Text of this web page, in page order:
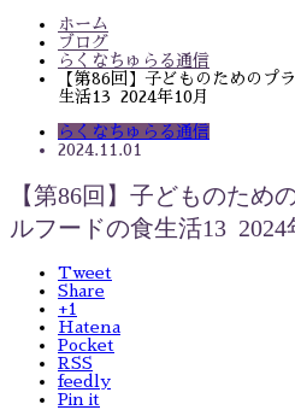
ホーム
ブログ
らくなちゅらる通信
【第86回】子どものためのプ
生活13 2024年10月
らくなちゅらる通信
2024.11.01
【第86回】子どものため
ルフードの食生活13 2024
Tweet
Share
+1
Hatena
Pocket
RSS
feedly
Pin it